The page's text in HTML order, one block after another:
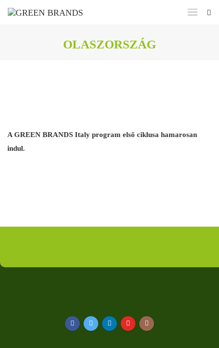
OLASZORSZÁG
A GREEN BRANDS Italy program első ciklusa hamarosan
indul.